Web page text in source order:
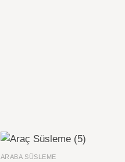
ARABA SÜSLEME